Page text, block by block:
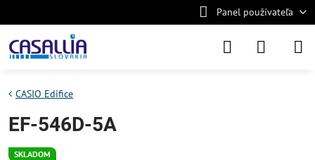
Panel používateľa
SKLADOM
CASIO Edifice
EF-546D-5A